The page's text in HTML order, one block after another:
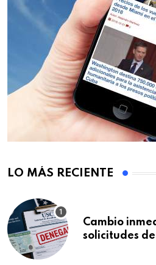
LO MÁS RECIENTE
Cambio
solicitudes